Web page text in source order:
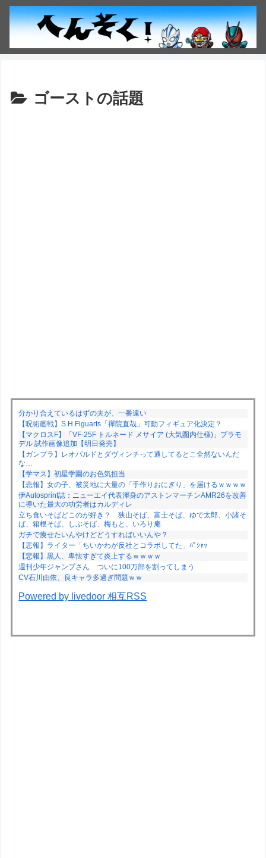
ゴーストの話題
分かり合えているはずの夫が、一番遠い
【呪術廻戦】S.H.Figuarts「禪院直哉」可動フィギュア化決定？
【マクロスF】「VF-25F トルネード メサイア (大気圏内仕様)」プラモ
デル 試作画像追加【明日発売】
【ガンプラ】レオパルドとダヴィンチって通してるとこ全然ないんだ
な…
【学マス】初星学園のお色気担当
【悲報】女の子、被災地に大量の「手作りおにぎり」を届けるｗｗｗｗ
伊Autosprint誌：ニューエイ代表渾身のアストンマーチンAMR26を改善
に導いた最大の功労者はカルディレ
立ち食いそばどこのが好き？ 狭山そば、富士そば、ゆで太郎、小諸そ
ば、箱根そば、しぶそば、梅もと、いろり庵
ガチで痩せたいんやけどどうすればいいんや？
【悲報】ライター「ちいかわが反社とコラボしてた」ﾊﾟｼｬｯ
【悲報】黒人、卑怯すぎて炎上するｗｗｗｗ
週刊少年ジャンプさん ついに100万部を割ってしまう
CV石川由依、良キャラ多過ぎ問題ｗｗ
Powered by livedoor 相互RSS